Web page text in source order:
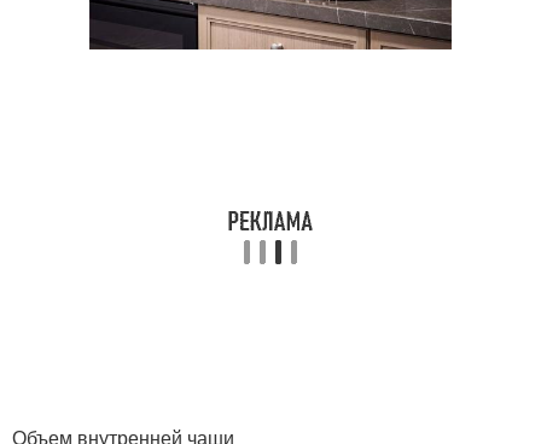
Объем внутренней чаши